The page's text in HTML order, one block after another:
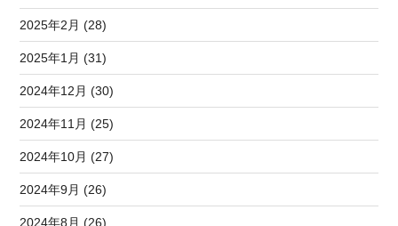
2025年2月 (28)
2025年1月 (31)
2024年12月 (30)
2024年11月 (25)
2024年10月 (27)
2024年9月 (26)
2024年8月 (26)